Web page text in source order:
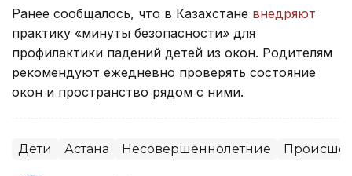
Ранее сообщалось, что в Казахстане внедряют
практику «минуты безопасности» для
профилактики падений детей из окон. Родителям
рекомендуют ежедневно проверять состояние
окон и пространство рядом с ними.
Дети Астана Несовершеннолетние